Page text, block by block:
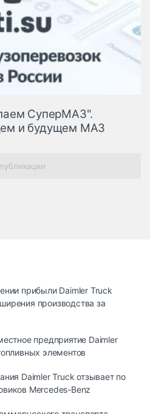
СуперМАЗ".
и будущем МАЗ
прибыли Daimler Truck
производства за
предприятие Daimler
элементов
Daimler Truck отзывает по
Mercedes-Benz